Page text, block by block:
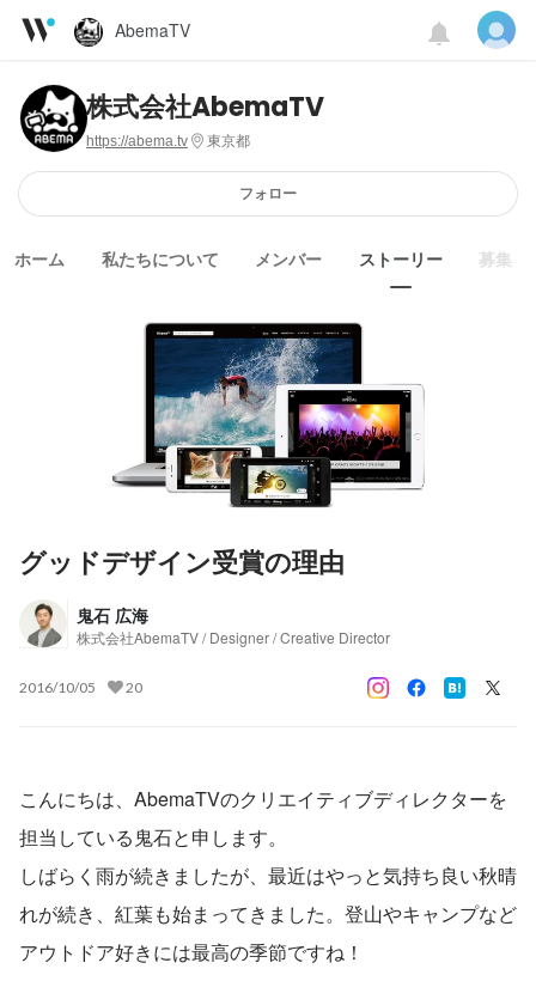
AbemaTV
株式会社AbemaTV
https://abema.tv 東京都
フォロー
ホーム 私たちについて メンバー ストーリー 募集
グッドデザイン受賞の理由
鬼石 広海
株式会社AbemaTV / Designer / Creative Director
2016/10/05 20
こんにちは、AbemaTVのクリエイティブディレクターを
担当している鬼石と申します。
しばらく雨が続きましたが、最近はやっと気持ち良い秋晴
れが続き、紅葉も始まってきました。登山やキャンプなど
アウトドア好きには最高の季節ですね！